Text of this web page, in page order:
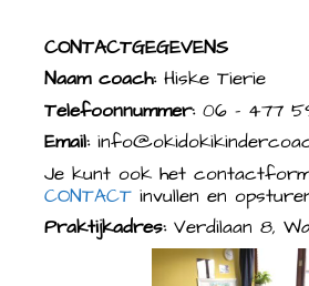
CONTACTGEGEVENS
Naam coach: Hiske Tierie
Telefoonnummer:06 – 477
Email:
Je kunt ook het
CONTACT invullen en
Praktijkadres:Verdilaan 8,